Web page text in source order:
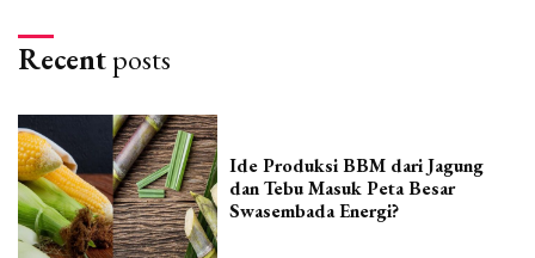
Recentposts
Ide Produksi BBM dari Jagung
dan Tebu Masuk Peta Besar
Swasembada Energi?